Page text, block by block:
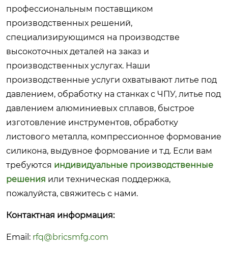
профессиональным поставщиком
производственных решений,
специализирующимся на производстве
высокоточных деталей на заказ и
производственных услугах. Наши
производственные услуги охватывают литье под
давлением, обработку на станках с ЧПУ, литье под
давлением алюминиевых сплавов, быстрое
изготовление инструментов, обработку
листового металла, компрессионное формование
силикона, выдувное формование и т.д. Если вам
требуются индивидуальные производственные
решения или техническая поддержка,
пожалуйста, свяжитесь с нами.
Контактная информация:
Email: rfq@bricsmfg.com